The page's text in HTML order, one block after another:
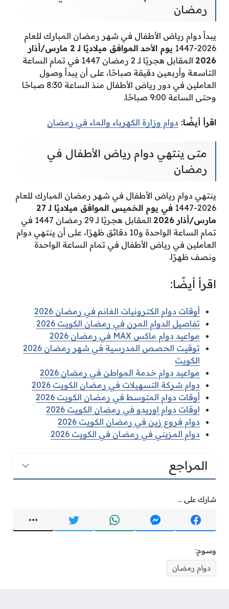
رمضان
يبدأ دوام رياض الأطفال في شهر رمضان المبارك للعام
2026-1447
يوم الأحد الموافق ميلاديًا لـ 2 مارس/أذار
2026
المقابل هجريًا لـ 2 رمضان 1447 في تمام الساعة
التاسعة وأربعين دقيقة صباحًا، على أن يبدأ وصول
العاملين في دور رياض الأطفال منذ الساعة 8:30 صباحًا
وحتى الساعة 9:00 صباحًا.
اقرأ أيضًا: دوام وزارة الكهرباء والماء في رمضان
متى ينتهي دوام رياض الأطفال في
رمضان
ينتهي دوام رياض الأطفال في شهر رمضان المبارك للعام
2026-1447
في يوم الخميس الموافق ميلاديًا لـ 27
مارس/أذار 2026
المقابل هجريًا لـ 29 رمضان 1447 في
تمام الساعة الواحدة و10 دقائق ظهرًا، على أن ينتهي دوام
العاملين في رياض الأطفال في تمام الساعة الواحدة
ونصف ظهرًا.
اقرأ أيضًا:
أوقات دوام الكترونيات الغانم في رمضان 2026
تفاصيل الدوام المرن في رمضان الكويت 2026
مواعيد دوام ماكس MAX في رمضان 2026
توقيت الحصص المدرسية في شهر رمضان 2026
الكويت
مواعيد دوام خدمة المواطن في رمضان 2026
دوام شركة التسهيلات في رمضان الكويت 2026
أوقات دوام المتوسط في رمضان الكويت 2026
اوقات دوام اوريدو في رمضان الكويت 2026
دوام فروع زين في رمضان الكويت 2026
دوام المزيني في رمضان في الكويت 2026
المراجع
شارك على ...
وسوم:
دوام رمضان